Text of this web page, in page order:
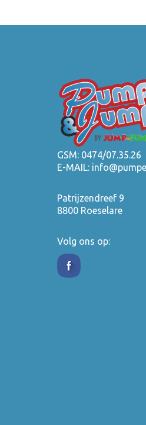
GSM: 0474/07.35.26
E-MAIL:
Patrijzendreef 9
8800 Roeselare
Volg ons op: